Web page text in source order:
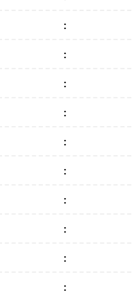
:
:
:
:
:
:
:
:
:
: